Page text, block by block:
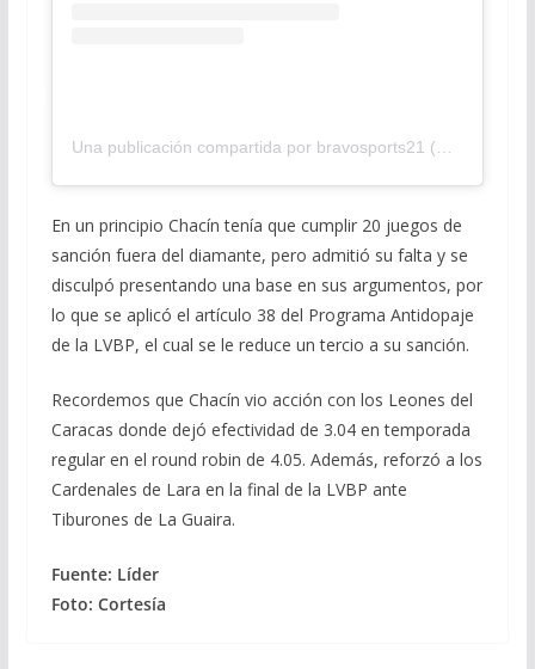
Una publicación compartida por bravosports21 (@bravosports21)
En un principio Chacín tenía que cumplir 20 juegos de
sanción fuera del diamante, pero admitió su falta y se
disculpó presentando una base en sus argumentos, por
lo que se aplicó el artículo 38 del Programa Antidopaje
de la LVBP, el cual se le reduce un tercio a su sanción.
Recordemos que Chacín vio acción con los Leones del
Caracas donde dejó efectividad de 3.04 en temporada
regular en el round robin de 4.05. Además, reforzó a los
Cardenales de Lara en la final de la LVBP ante
Tiburones de La Guaira.
Fuente: Líder
Foto: Cortesía